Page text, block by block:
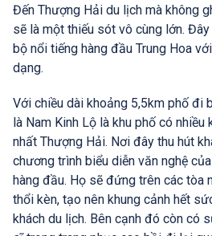
Đến Thượng Hải du lịch mà không
sẽ là một thiếu sót vô cùng lớn.
bộ nổi tiếng hàng đầu Trung Hoa
dạng.
Với chiều dài khoảng 5,5km phố đi
là Nam Kinh Lộ là khu phố có
nhất Thượng Hải. Nơi đây thu hút
chương trình biểu diễn văn nghệ
hàng đầu. Họ sẽ đứng trên các tòa
thổi kèn, tạo nên khung cảnh hết
khách du lịch. Bên cạnh đó còn có